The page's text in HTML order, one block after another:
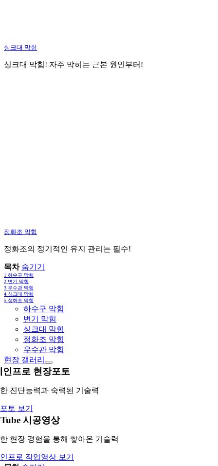
싱크대 막힘
싱크대 막힘! 자주 막히는 근본 원인부터!
정화조 막힘
정화조의 정기적인 유지 관리는 필수!
목차 숨기기
1 하수구 막힘
2 변기 막힘
3 우수관 막힘
4 싱크대 막힘
5 정화조 막힘
하수구 막힘
변기 막힘
싱크대 막힘
정화조 막힘
우수관 막힘
현장 갤러리
인프로 현장포토
진단능력과 숙력된 기술력
토 보기
시공영상
현장 경험을 통해 쌓아온 기술력
프로 작업영상 보기